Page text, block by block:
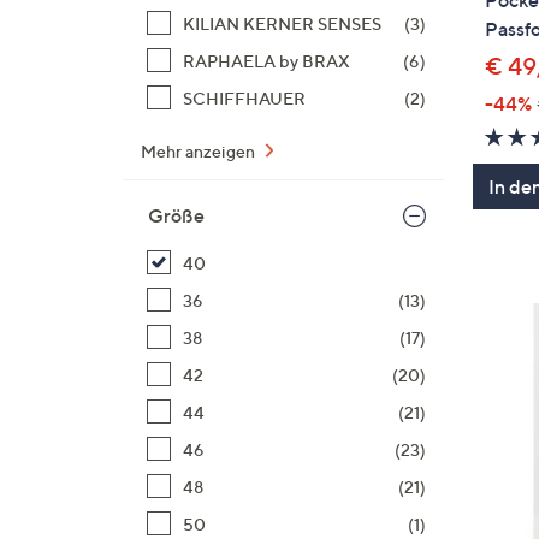
KILIAN KERNER SENSES
(3)
RAPHAELA by BRAX
(6)
SCHIFFHAUER
(2)
Mehr anzeigen
Größe
40
36
(13)
38
(17)
42
(20)
44
(21)
46
(23)
48
(21)
50
(1)
€
-44%
In